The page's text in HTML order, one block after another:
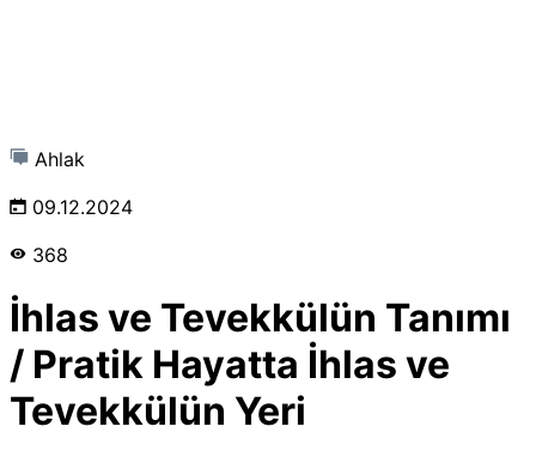
Ahlak
09.12.2024
368
İhlas ve Tevekkülün Tanımı
/ Pratik Hayatta İhlas ve
Tevekkülün Yeri